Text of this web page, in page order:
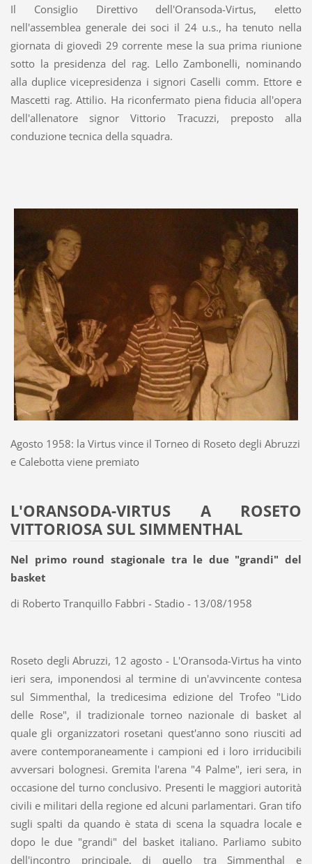
Il Consiglio Direttivo dell'Oransoda-Virtus, eletto
nell'assemblea generale dei soci il 24 u.s., ha tenuto nella
giornata di giovedì 29 corrente mese la sua prima riunione
sotto la presidenza del rag. Lello Zambonelli, nominando
alla duplice vicepresidenza i signori Caselli comm. Ettore e
Mascetti rag. Attilio. Ha riconfermato piena fiducia all'opera
dell'allenatore signor Vittorio Tracuzzi, preposto alla
conduzione tecnica della squadra.
Agosto 1958: la Virtus vince il Torneo di Roseto degli Abruzzi
e Calebotta viene premiato
L'ORANSODA-VIRTUS A ROSETO
VITTORIOSA SUL SIMMENTHAL
Nel primo round stagionale tra le due "grandi" del
basket
di Roberto Tranquillo Fabbri - Stadio - 13/08/1958
Roseto degli Abruzzi, 12 agosto - L'Oransoda-Virtus ha vinto
ieri sera, imponendosi al termine di un'avvincente contesa
sul Simmenthal, la tredicesima edizione del Trofeo "Lido
delle Rose", il tradizionale torneo nazionale di basket al
quale gli organizzatori rosetani quest'anno sono riusciti ad
avere contemporaneamente i campioni ed i loro irriducibili
avversari bolognesi. Gremita l'arena "4 Palme", ieri sera, in
occasione del turno conclusivo. Presenti le maggiori autorità
civili e militari della regione ed alcuni parlamentari. Gran tifo
sugli spalti da quando è stata di scena la squadra locale e
dopo le due "grandi" del basket italiano. Parliamo subito
dell'incontro principale, di quello tra Simmenthal e